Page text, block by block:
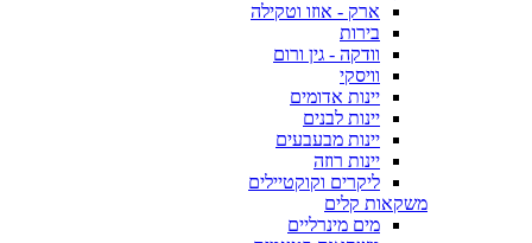
ארק - אוזו וטקילה
בירות
וודקה - גין ורום
וויסקי
יינות אדומים
יינות לבנים
יינות מבעבעים
יינות רוזה
ליקרים וקוקטיילים
משקאות קלים
מים מינרליים